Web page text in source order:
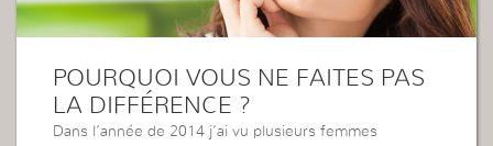
POURQUOI VOUS NE FAITES PAS
LA DIFFÉRENCE ?
Dans l’année de 2014 j’ai vu plusieurs femmes